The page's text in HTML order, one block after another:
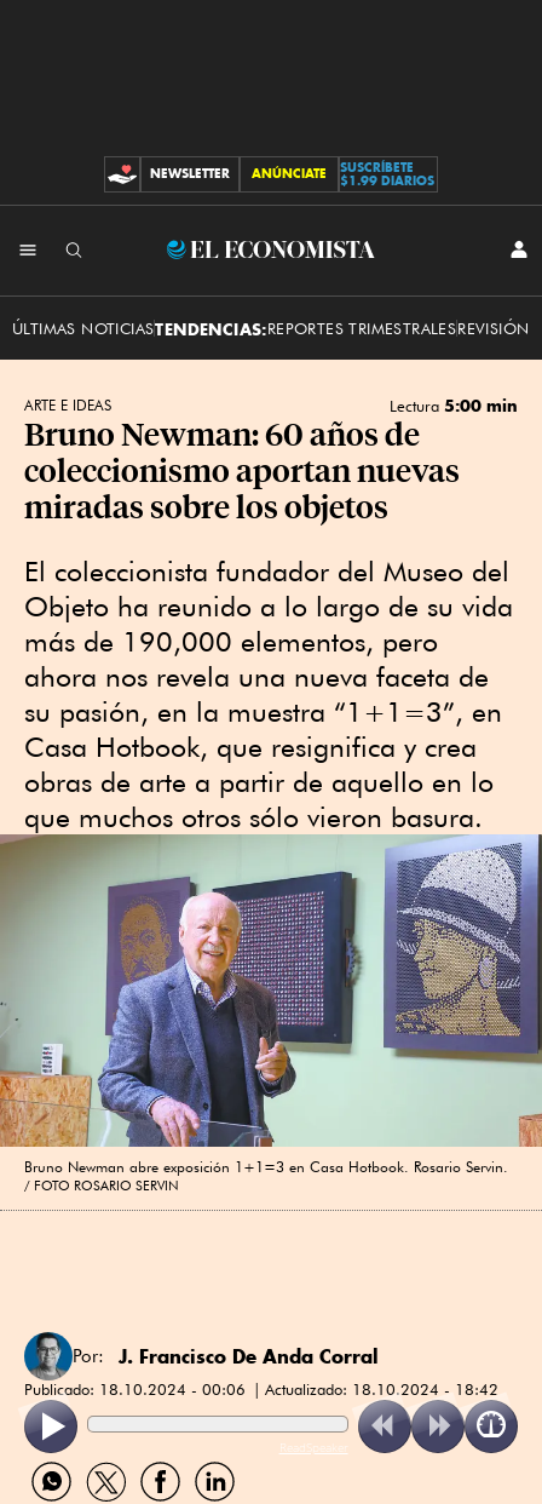
CONTRIBUCIONES
NEWSLETTER ANÚNCIATE
SUSCRÍBETE
$1.99 DIARIOS
El
ÚLTIMAS NOTICIASTENDENCIAS:REPORTES TRIMESTRALESREVISIÓN
ARTE E IDEAS Lectura 5:00 min
Bruno Newman: 60 años de
coleccionismo aportan nuevas
miradas sobre los objetos
El coleccionista fundador del Museo del
Objeto ha reunido a lo largo de su vida
más de 190,000 elementos, pero
ahora nos revela una nueva faceta de
su pasión, en la muestra “1+1=3”, en
Casa Hotbook, que resignifica y crea
obras de arte a partir de aquello en lo
que muchos otros sólo vieron basura.
Bruno Newman abre exposición 1+1=3 en Casa Hotbook. Rosario Servin.
FOTO ROSARIO SERVIN
Por: J. Francisco De Anda Corral
Publicado: 18.10.2024 - 00:06 Actualizado: 18.10.2024 - 18:42
ReadSpeaker
Compartir
por
Compartir
por
Compartir
por
Compartir
por